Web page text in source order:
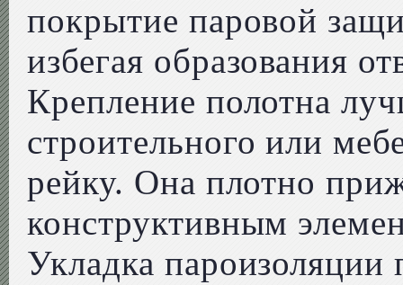
покрытие паровой
избегая образования
Крепление полотна
строительного или
рейку. Она плотно
конструктивным
Укладка пароизоляции